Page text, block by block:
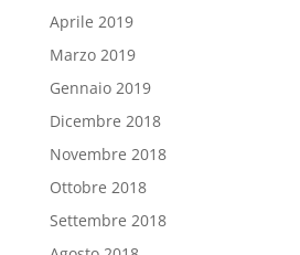
Aprile 2019
Marzo 2019
Gennaio 2019
Dicembre 2018
Novembre 2018
Ottobre 2018
Settembre 2018